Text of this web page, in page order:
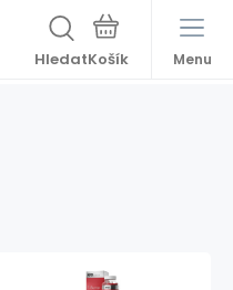
Hledat Menu